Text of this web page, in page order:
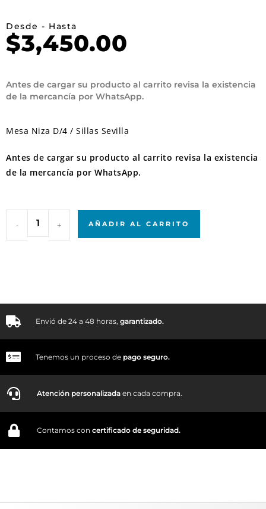
Desde - Hasta
$3,450.00
Antes de cargar su producto al carrito revisa la existencia
de la mercancía por WhatsApp.
Mesa Niza D/4 / Sillas Sevilla
Antes de cargar su producto al carrito revisa la existencia
de la mercancía por WhatsApp.
- + AÑADIR AL CARRITO
Envió de 24 a 48 horas, garantizado.
Tenemos un proceso de pago seguro.
Atención personalizada en cada compra.
Contamos con certificado de seguridad.